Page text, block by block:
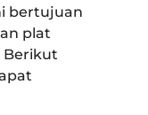
bertujuan
plat
Berikut